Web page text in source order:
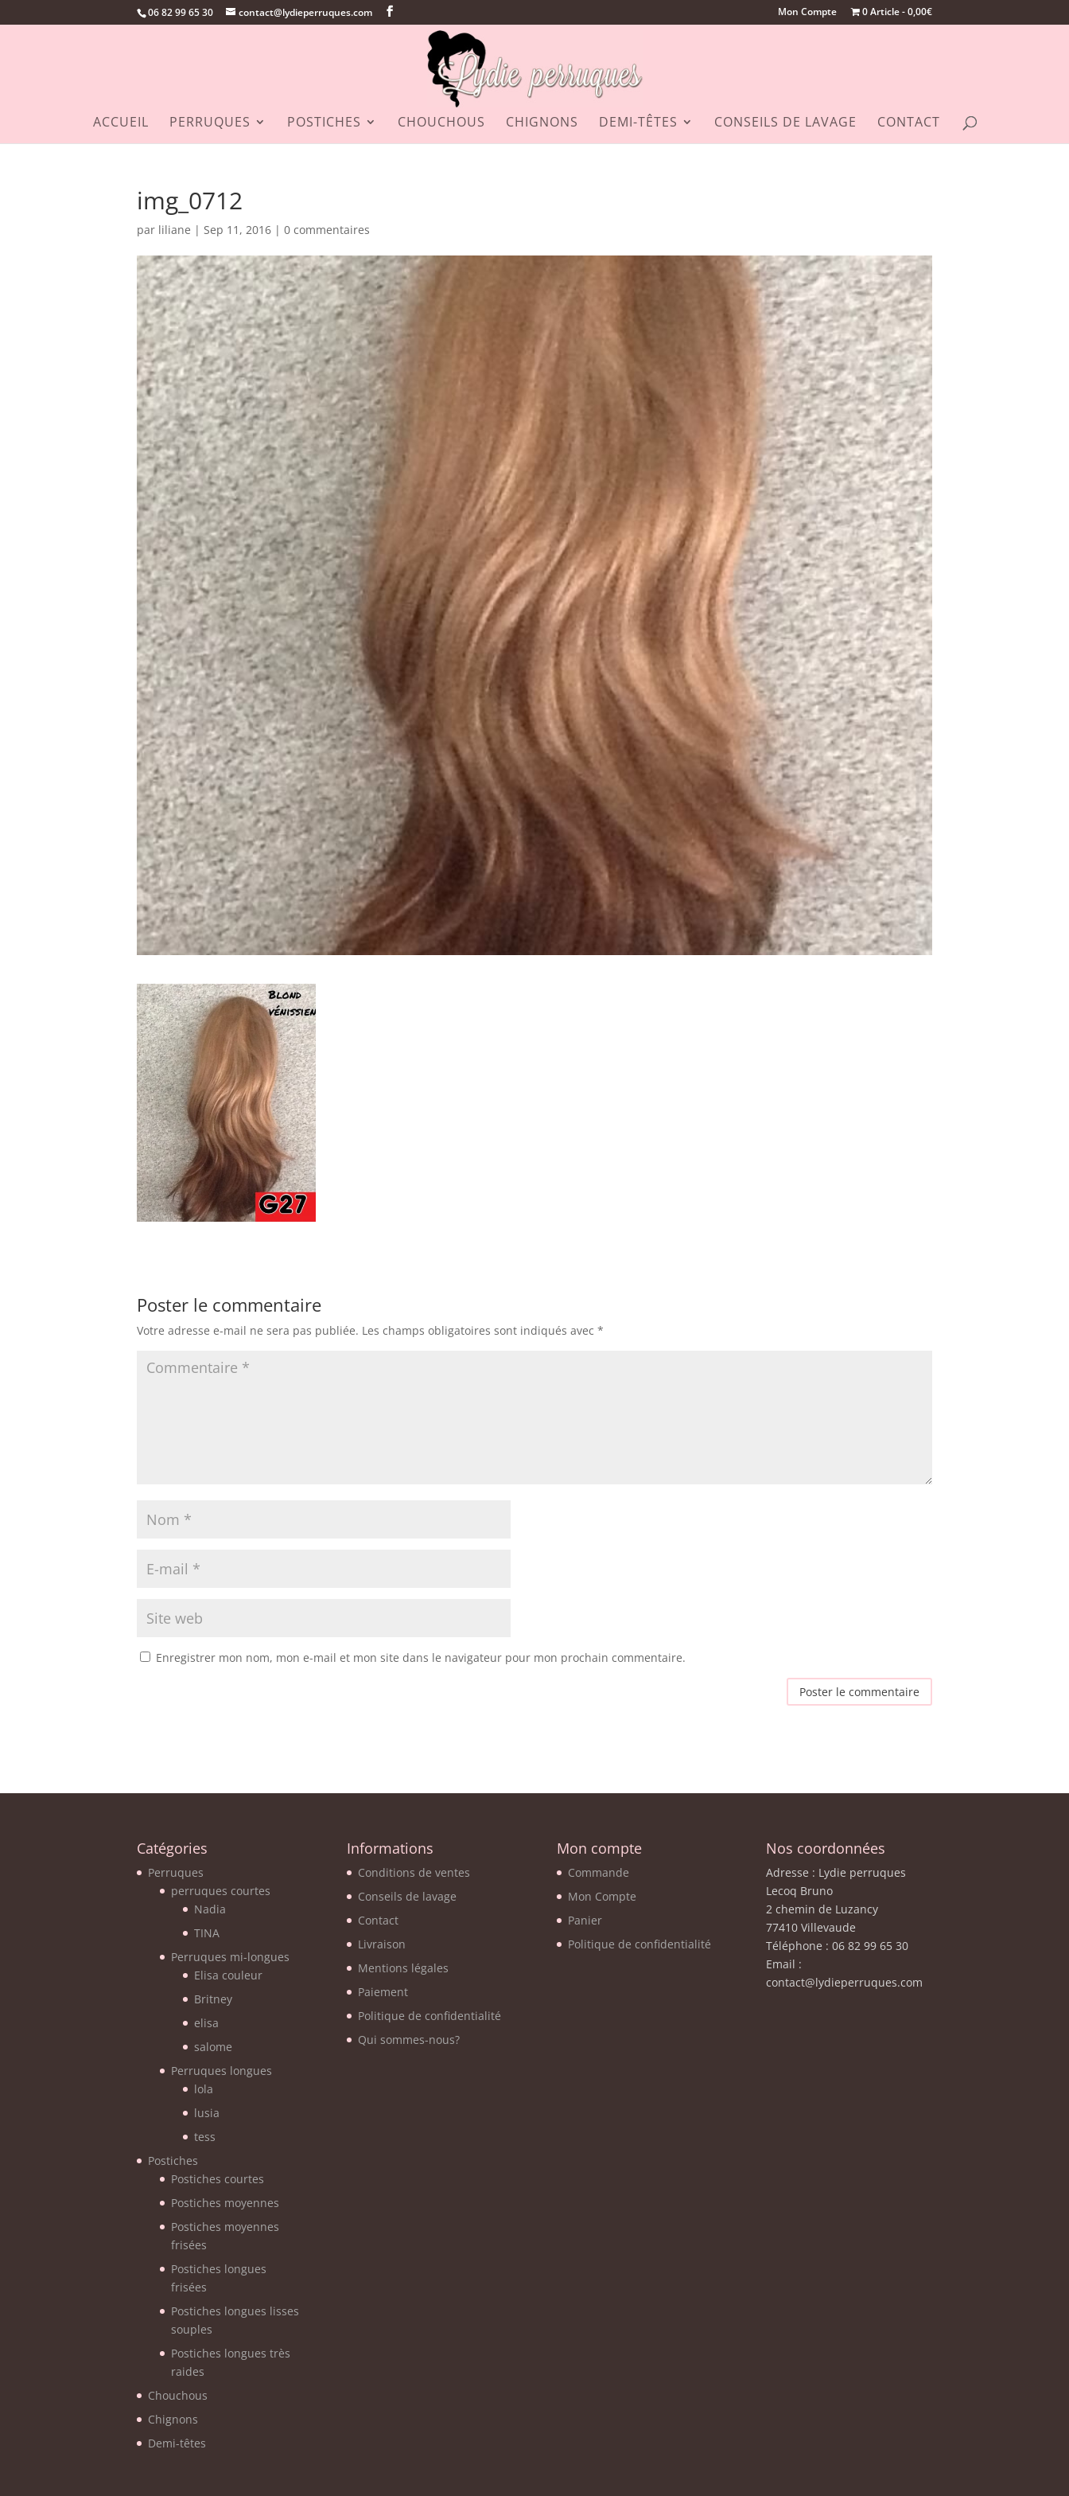
06 82 99 65 30 contact@lydieperruques.com Mon Compte 0 Article 0,00€
ACCUEIL PERRUQUES POSTICHES CHOUCHOUS CHIGNONS DEMI-TÊTES CONSEILS DE LAVAGE CONTACT
img_0712
par liliane | Sep 11, 2016 | 0 commentaires
Poster le commentaire
Votre adresse e-mail ne sera pas publiée. Les champs obligatoires sont indiqués avec *
Enregistrer mon nom, mon e-mail et mon site dans le navigateur pour mon prochain commentaire.
Catégories
Perruques
perruques courtes
Nadia
TINA
Perruques mi-longues
Elisa couleur
Britney
elisa
salome
Perruques longues
lola
lusia
tess
Postiches
Postiches courtes
Postiches moyennes
Postiches moyennes
frisées
Postiches longues
frisées
Postiches longues lisses
souples
Postiches longues très
raides
Chouchous
Chignons
Demi-têtes
Informations
Conditions de ventes
Conseils de lavage
Contact
Livraison
Mentions légales
Paiement
Politique de confidentialité
Qui sommes-nous?
Mon compte
Commande
Mon Compte
Panier
Politique de confidentialité
Nos coordonnées
Adresse : Lydie perruques
Lecoq Bruno
2 chemin de Luzancy
77410 Villevaude
Téléphone : 06 82 99 65 30
Email :
contact@lydieperruques.com